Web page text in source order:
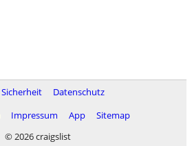
Sicherheit
Datenschutz
Impressum App
Sitemap
© 2026 craigslist